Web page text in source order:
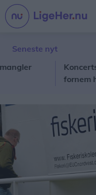
Seneste nyt
fornem hæder